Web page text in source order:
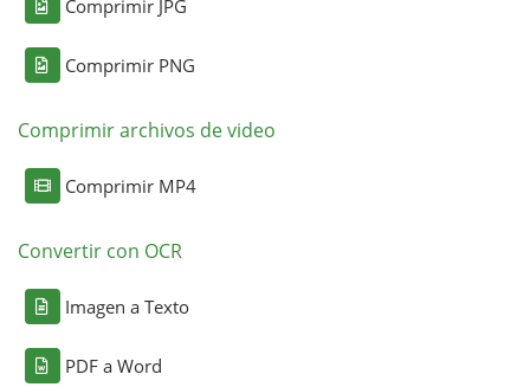
Comprimir JPG
Comprimir PNG
Comprimir archivos de video
Comprimir MP4
Convertir con OCR
Imagen a Texto
PDF a Word